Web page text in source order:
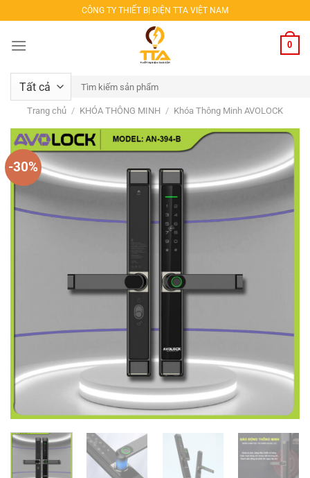
qua
nội
CÔNG TY THIẾT BỊ ĐIỆN TTA VIỆT NAM
0
Tìm
kiếm:
Trang chủ / KHÓA THÔNG MINH / Khóa Thông Minh AVOLOCK
-30%